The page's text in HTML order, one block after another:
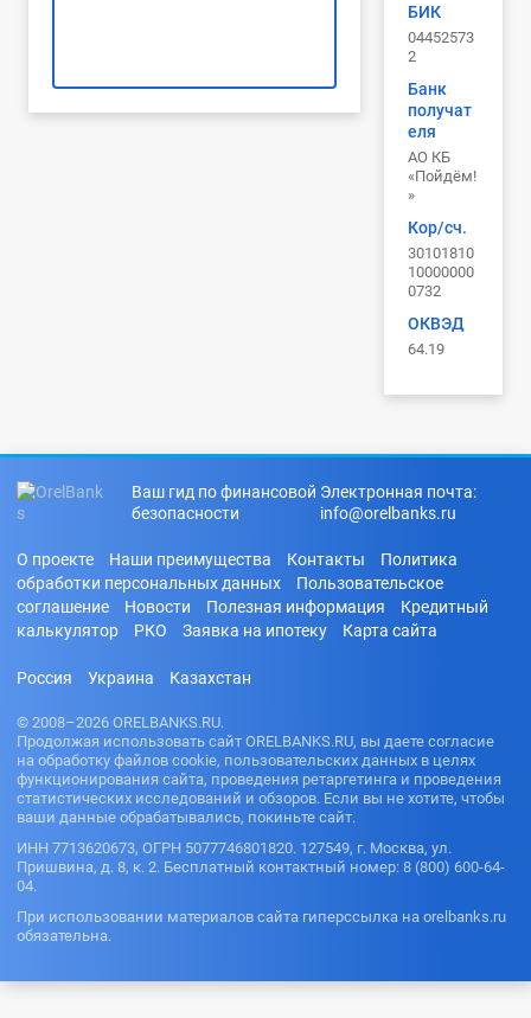
БИК
04452573
2
Банк
получат
еля
АО КБ
«Пойдём!
»
Кор/сч.
30101810
10000000
0732
ОКВЭД
64.19
Ваш гид по финансовой
безопасности
Электронная почта:
info@orelbanks.ru
О проекте Наши преимущества Контакты
Политика
обработки персональных данных
Пользовательское
соглашение
Новости Полезная информация
Кредитный
калькулятор
РКО Заявка на ипотеку Карта сайта
Россия Украина Казахстан
© 2008–2026 ORELBANKS.RU.
Продолжая использовать сайт ORELBANKS.RU, вы даете согласие
на обработку файлов cookie, пользовательских данных в целях
функционирования сайта, проведения ретаргетинга и проведения
статистических исследований и обзоров. Если вы не хотите, чтобы
ваши данные обрабатывались, покиньте сайт.
ИНН 7713620673, ОГРН 5077746801820. 127549, г. Москва, ул.
Пришвина, д. 8, к. 2. Бесплатный контактный номер: 8 (800) 600-64-
04.
При использовании материалов сайта гиперссылка на orelbanks.ru
обязательна.